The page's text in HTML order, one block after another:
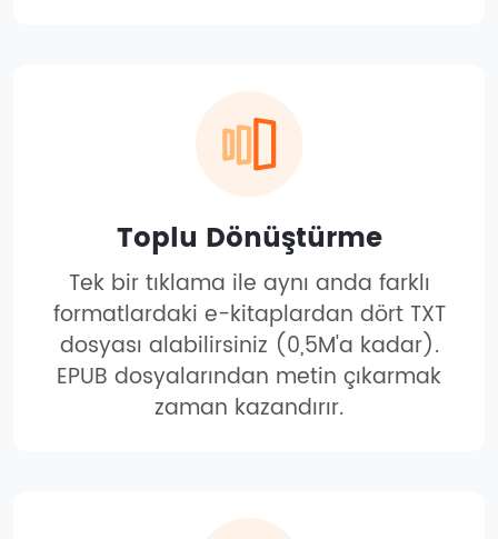
Toplu Dönüştürme
Tek bir tıklama ile aynı anda farklı
formatlardaki e-kitaplardan dört TXT
dosyası alabilirsiniz (0,5M'a kadar).
EPUB dosyalarından metin çıkarmak
zaman kazandırır.